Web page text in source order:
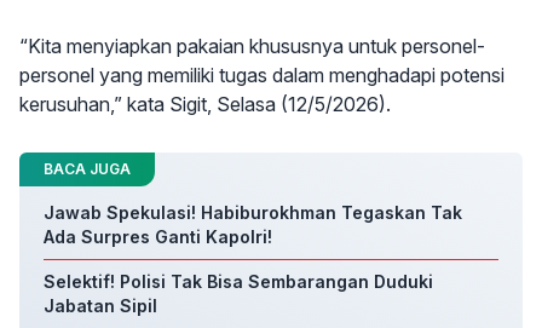
“Kita menyiapkan pakaian khususnya untuk personel-
personel yang memiliki tugas dalam menghadapi potensi
kerusuhan,” kata Sigit, Selasa (12/5/2026).
BACA JUGA
Jawab Spekulasi! Habiburokhman Tegaskan Tak
Ada Surpres Ganti Kapolri!
Selektif! Polisi Tak Bisa Sembarangan Duduki
Jabatan Sipil